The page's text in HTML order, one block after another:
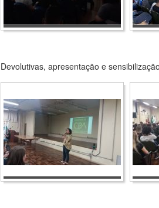
Devolutivas, apresentação e